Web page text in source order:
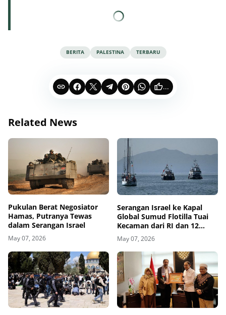
BERITA PALESTINA TERBARU
...
Related News
Pukulan Berat Negosiator
Hamas, Putranya Tewas
dalam Serangan Israel
May 07, 2026
Serangan Israel ke Kapal
Global Sumud Flotilla Tuai
Kecaman dari RI dan 12
Negara
May 07, 2026